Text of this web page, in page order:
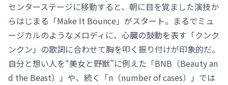
センターステージに移動すると、朝に目を覚ました演技か
らはじまる「Make It Bounce」がスタート。まるでミュ
ージカルのようなメロディに、心臓の鼓動を表す「クンク
ンクン」の歌詞に合わせて胸を叩く振り付けが印象的だ。
自分と想い人を“美女と野獣”に例えた「BNB（Beauty an
d the Beast）」や、続く「n（number of cases）」では